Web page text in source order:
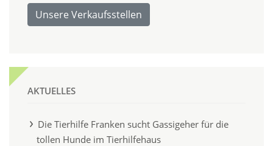
Unsere Verkaufsstellen
AKTUELLES
Die Tierhilfe Franken sucht Gassigeher für die
tollen Hunde im Tierhilfehaus